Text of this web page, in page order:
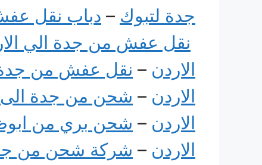
جدة لتبوك – دباب نقل
نقل عفش من جدة الي
الاردن – نقل عفش من جدة
الاردن – شحن من جدة الى
الاردن – شحن بري من
الاردن – شركة شحن من